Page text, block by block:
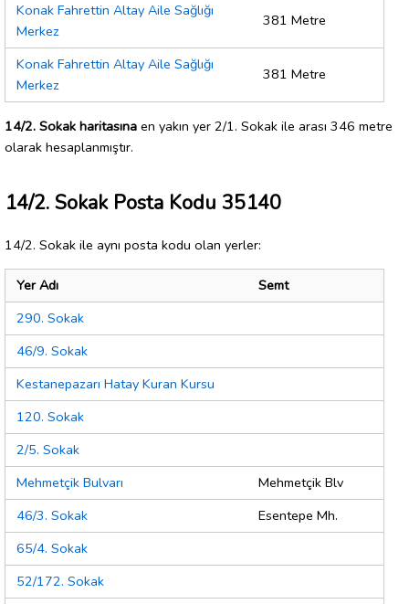
Konak Fahrettin Altay Aile Sağlığı
Merkez
381 Metre
Konak Fahrettin Altay Aile Sağlığı
Merkez
381 Metre
14/2. Sokak haritasına en yakın yer 2/1. Sokak ile arası 346 metre
olarak hesaplanmıştır.
14/2. Sokak Posta Kodu 35140
14/2. Sokak ile aynı posta kodu olan yerler:
Yer Adı
Semt
290. Sokak
46/9. Sokak
Kestanepazarı Hatay Kuran Kursu
120. Sokak
2/5. Sokak
Mehmetçik Bulvarı
Mehmetçik Blv
46/3. Sokak
Esentepe Mh.
65/4. Sokak
52/172. Sokak